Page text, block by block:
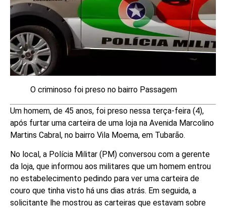
O criminoso foi preso no bairro Passagem
Um homem, de 45 anos, foi preso nessa terça-feira (4),
após furtar uma carteira de uma loja na Avenida Marcolino
Martins Cabral, no bairro Vila Moema, em Tubarão.
No local, a Polícia Militar (PM) conversou com a gerente
da loja, que informou aos militares que um homem entrou
no estabelecimento pedindo para ver uma carteira de
couro que tinha visto há uns dias atrás. Em seguida, a
solicitante lhe mostrou as carteiras que estavam sobre